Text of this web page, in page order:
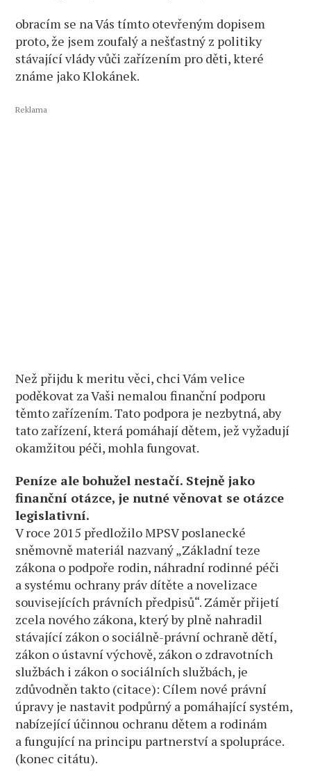
obracím se na Vás tímto otevřeným dopisem
proto, že jsem zoufalý a nešťastný z politiky
stávající vlády vůči zařízením pro děti, které
známe jako Klokánek.
Reklama
Než přijdu k meritu věci, chci Vám velice
poděkovat za Vaši nemalou finanční podporu
těmto zařízením. Tato podpora je nezbytná, aby
tato zařízení, která pomáhají dětem, jež vyžadují
okamžitou péči, mohla fungovat.
Peníze ale bohužel nestačí. Stejně jako
finanční otázce, je nutné věnovat se otázce
legislativní.
V roce 2015 předložilo MPSV poslanecké
sněmovně materiál nazvaný „Základní teze
zákona o podpoře rodin, náhradní rodinné péči
a systému ochrany práv dítěte a novelizace
souvisejících právních předpisů“. Záměr přijetí
zcela nového zákona, který by plně nahradil
stávající zákon o sociálně-právní ochraně dětí,
zákon o ústavní výchově, zákon o zdravotních
službách i zákon o sociálních službách, je
zdůvodněn takto (citace): Cílem nové právní
úpravy je nastavit podpůrný a pomáhající systém,
nabízející účinnou ochranu dětem a rodinám
a fungující na principu partnerství a spolupráce.
(konec citátu).